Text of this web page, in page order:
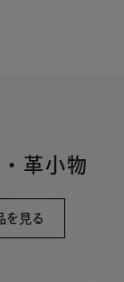
開催中
革小物
を見る